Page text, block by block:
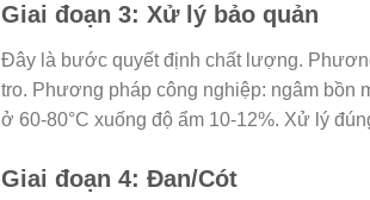
Giai đoạn 3: Xử lý bảo quản
Đây là bước quyết định chất lượng.
tro. Phương pháp công nghiệp: ngâm bồn
ở 60-80°C xuống độ ẩm 10-12%. Xử lý
Giai đoạn 4: Đan/Cót